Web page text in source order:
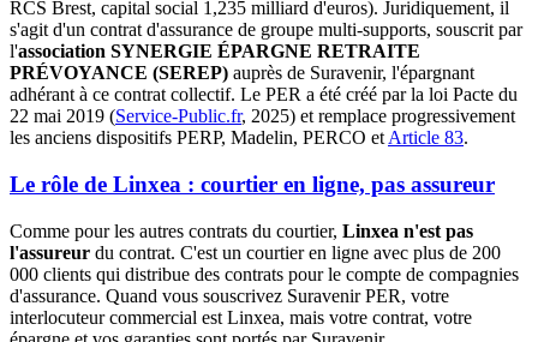
RCS Brest, capital social 1,235 milliard d'euros). Juridiquement, il
s'agit d'un contrat d'assurance de groupe multi-supports, souscrit par
l'association SYNERGIE ÉPARGNE RETRAITE
PRÉVOYANCE (SEREP) auprès de Suravenir, l'épargnant
adhérant à ce contrat collectif. Le PER a été créé par la loi Pacte du
22 mai 2019 (Service-Public.fr, 2025) et remplace progressivement
les anciens dispositifs PERP, Madelin, PERCO et Article 83.
Le rôle de Linxea : courtier en ligne, pas assureur
Comme pour les autres contrats du courtier, Linxea n'est pas
l'assureur du contrat. C'est un courtier en ligne avec plus de 200
000 clients qui distribue des contrats pour le compte de compagnies
d'assurance. Quand vous souscrivez Suravenir PER, votre
interlocuteur commercial est Linxea, mais votre contrat, votre